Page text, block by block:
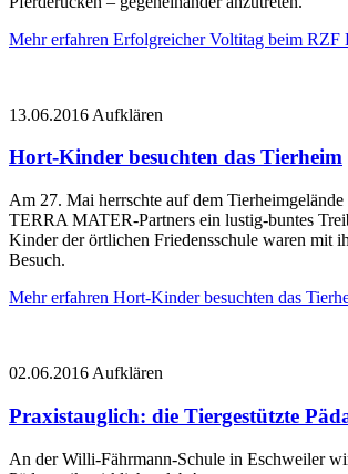
Mehr erfahren Erfolgreicher Voltitag beim RZF
13.06.2016 Aufklären
Hort-Kinder besuchten das Tierheim
Am 27. Mai herrschte auf dem Tierheimgelände
TERRA MATER-Partners ein lustig-buntes
Kinder der örtlichen Friedensschule waren mit
Besuch.
Mehr erfahren Hort-Kinder besuchten das
02.06.2016 Aufklären
Praxistauglich: die Tiergestützte
An der Willi-Fährmann-Schule in Eschweiler